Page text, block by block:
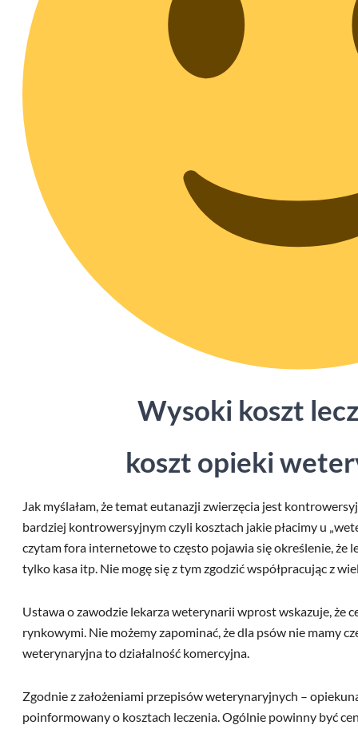
Wysoki koszt
koszt opieki
Jak myślałam, że temat eutanazji zwierzęcia jest
bardziej kontrowersyjnym czyli kosztach jakie płacimy u
czytam fora internetowe to często pojawia się określenie, że
tylko kasa itp. Nie mogę się z tym zgodzić współpracując z
Ustawa o zawodzie lekarza weterynarii wprost wskazuje, że
rynkowymi. Nie możemy zapominać, że dla psów nie mamy
weterynaryjna to działalność komercyjna.
Zgodnie z założeniami przepisów weterynaryjnych –
poinformowany o kosztach leczenia. Ogólnie powinny być